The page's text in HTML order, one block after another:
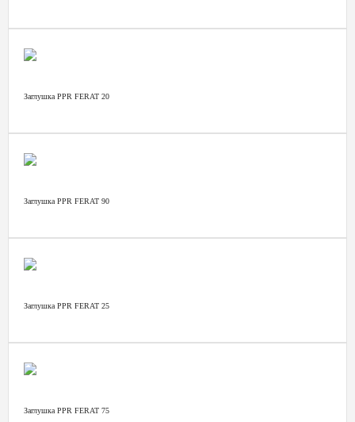
Заглушка PPR FERAT 20
Заглушка PPR FERAT 90
Заглушка PPR FERAT 25
Заглушка PPR FERAT 75